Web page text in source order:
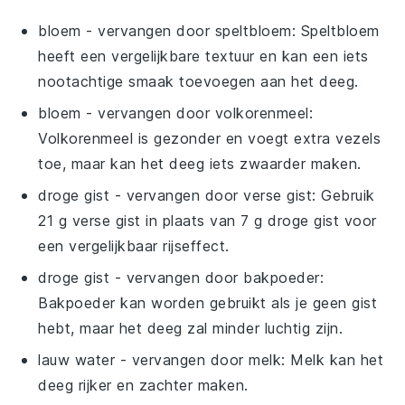
bloem - vervangen door speltbloem: Speltbloem
heeft een vergelijkbare textuur en kan een iets
nootachtige smaak toevoegen aan het deeg.
bloem - vervangen door volkorenmeel:
Volkorenmeel is gezonder en voegt extra vezels
toe, maar kan het deeg iets zwaarder maken.
droge gist - vervangen doorverse gist: Gebruik
21 g verse gist in plaats van 7 g droge gist voor
een vergelijkbaar rijseffect.
droge gist - vervangen door bakpoeder:
Bakpoeder kan worden gebruikt als je geen gist
hebt, maar het deeg zal minder luchtig zijn.
lauw water - vervangen doormelk: Melk kan het
deeg rijker en zachter maken.